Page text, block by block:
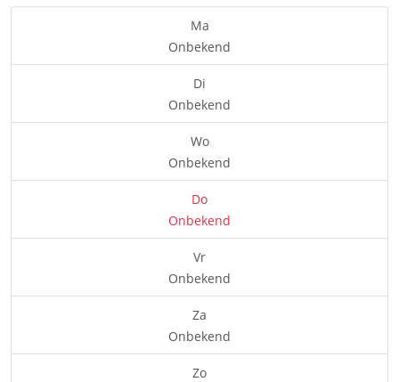
Ma
Onbekend
Di
Onbekend
Wo
Onbekend
Do
Onbekend
Vr
Onbekend
Za
Onbekend
Zo